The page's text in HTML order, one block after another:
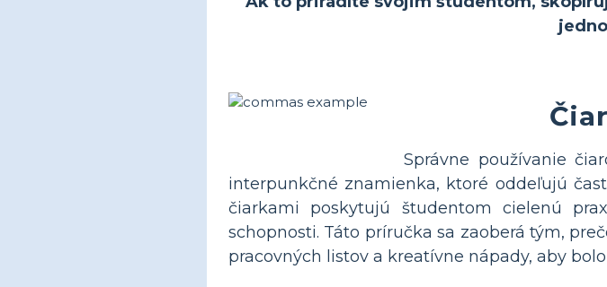
Správne používanie
interpunkčné znamienka, ktoré oddeľujú
čiarkami poskytujú študentom cielenú
schopnosti. Táto príručka sa zaoberá tým,
pracovných listov a kreatívne nápady, aby